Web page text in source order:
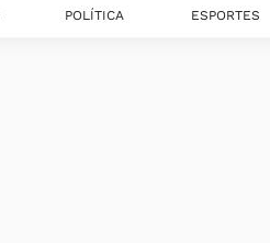
POLÍTICA ESPORTES